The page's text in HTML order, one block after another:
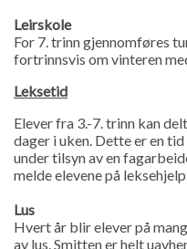
Leirskole
For 7. trinn gjennomføres
fortrinnsvis om vinteren
Leksetid
Elever fra 3.-7. trinn kan
dager i uken. Dette er en
under tilsyn av en
melde elevene på
Lus
Hvert år blir elever på
av lus. Smitten er helt